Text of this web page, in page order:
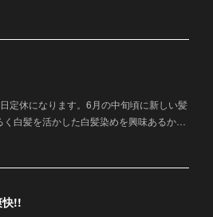
定休になります。6月の中旬頃に新しい髪
白髪を活かした白髪染めを興味あるか…
快!!